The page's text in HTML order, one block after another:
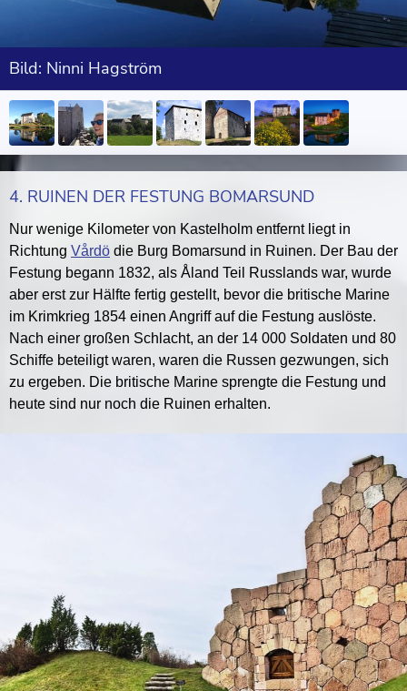
Bild: Ninni Hagström
4. RUINEN DER FESTUNG BOMARSUND
Nur wenige Kilometer von Kastelholm entfernt liegt in
Richtung Vårdö die Burg Bomarsund in Ruinen. Der Bau der
Festung begann 1832, als Åland Teil Russlands war, wurde
aber erst zur Hälfte fertig gestellt, bevor die britische Marine
im Krimkrieg 1854 einen Angriff auf die Festung auslöste.
Nach einer großen Schlacht, an der 14 000 Soldaten und 80
Schiffe beteiligt waren, waren die Russen gezwungen, sich
zu ergeben. Die britische Marine sprengte die Festung und
heute sind nur noch die Ruinen erhalten.